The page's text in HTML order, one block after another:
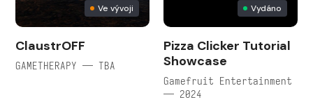
Ve vývoji
ClaustrOFF
GAMETHERAPY — TBA
Vydáno
Pizza Clicker Tutorial
Showcase
Gamefruit Entertainment
— 2024